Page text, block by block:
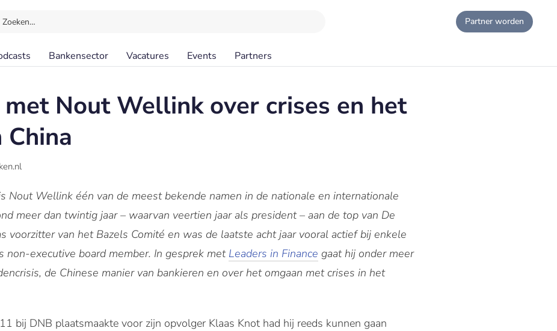
Zoeken… Partner worden
Bankensector Vacatures Events Partners
Nout Wellink over crises en het
China
Nout Wellink één van de meest bekende namen in de nationale en internationale
meer dan twintig jaar – waarvan veertien jaar als president – aan de top van De
voorzitter van het Bazels Comité en was de laatste acht jaar vooral actief bij enkele
non-executive board member. In gesprek met Leaders in Finance gaat hij onder meer
de Chinese manier van bankieren en over het omgaan met crises in het
bij DNB plaatsmaakte voor zijn opvolger Klaas Knot had hij reeds kunnen gaan